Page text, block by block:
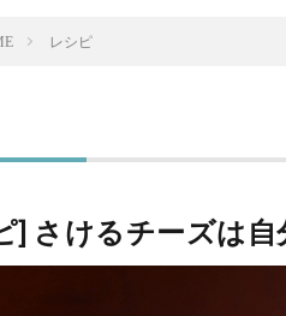
レシピ
] さけるチーズは